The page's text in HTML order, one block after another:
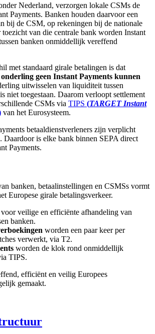
Nederland, verzorgen lokale CSMs de
Payments. Banken houden daarvoor een
bij de CSM, op rekeningen bij de nationale
van die centrale bank worden Instant
banken onmiddellijk vereffend
met standaard girale betalingen is dat
geen Instant Payments kunnen
uitwisselen van liquiditeit tussen
niet toegestaan. Daarom verloopt settlement
CSMs via TIPS (TARGET Instant
van het Eurosysteem.
betaaldienstverleners zijn verplicht
Daardoor is elke bank binnen SEPA direct
Payments.
banken, betaalinstellingen en CSMSs vormt
Europese girale betalingsverkeer.
veilige en efficiënte afhandeling van
banken.
worden een paar keer per
verwerkt, via T2.
worden de klok rond onmiddellijk
TIPS.
efficiënt en veilig Europees
gemaakt.